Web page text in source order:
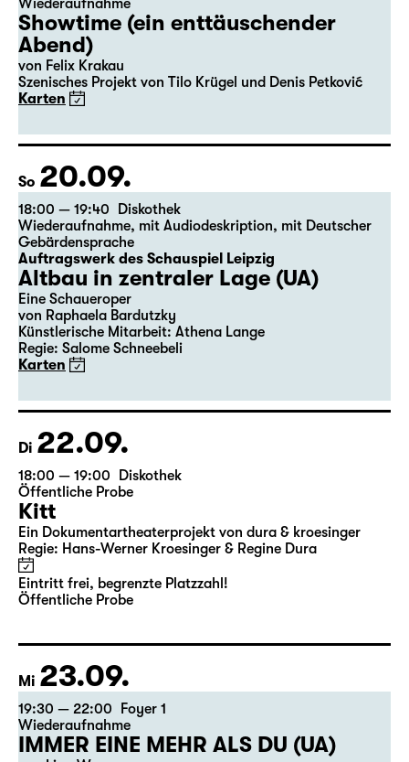
Wiederaufnahme
Showtime (ein enttäuschender
Abend)
von Felix Krakau
Szenisches Projekt von Tilo Krügel und Denis Petković
Karten
So 20.09.
18:00 — 19:40
Diskothek
Wiederaufnahme, mit Audiodeskription, mit Deutscher
Gebärdensprache
Auftragswerk des Schauspiel Leipzig
Altbau in zentraler Lage (UA)
Eine Schaueroper
von Raphaela Bardutzky
Künstlerische Mitarbeit: Athena Lange
Regie: Salome Schneebeli
Karten
Di 22.09.
18:00 — 19:00
Diskothek
Öffentliche Probe
Kitt
Ein Dokumentartheaterprojekt von dura & kroesinger
Regie: Hans-Werner Kroesinger & ­Regine Dura
Eintritt frei, begrenzte Platzzahl!
Öffentliche Probe
Mi 23.09.
19:30 — 22:00
Foyer 1
Wiederaufnahme
IMMER EINE MEHR ALS DU (UA)